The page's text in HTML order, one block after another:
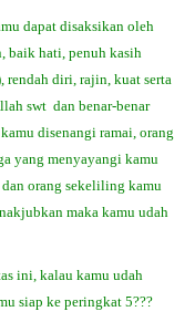
dapat disaksikan oleh
baik hati, penuh kasih
rendah diri, rajin, kuat serta
swt dan benar-benar
disenangi ramai, orang
yang menyayangi kamu
orang sekeliling kamu
maka kamu udah
ini, kalau kamu udah
siap ke peringkat 5???